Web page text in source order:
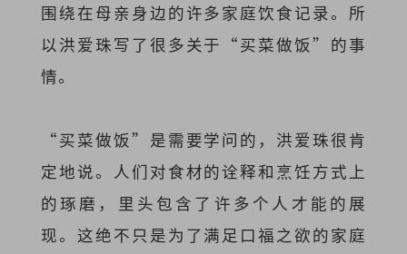
围绕在母亲身边的许多家庭饮食记录。所
以洪爱珠写了很多关于“买菜做饭”的事
情。
“买菜做饭”是需要学问的，洪爱珠很肯
定地说。人们对食材的诠释和烹饪方式上
的琢磨，里头包含了许多个人才能的展
现。这绝不只是为了满足口福之欲的家庭